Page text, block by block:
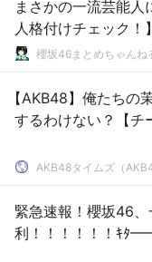
まさかの一流芸能
人格付けチェック！】
櫻坂46まとめちゃんね
【AKB48】俺たちの
するわけない？【チ
AKB48タイムズ（
緊急速報！櫻坂46
利！！！！！！